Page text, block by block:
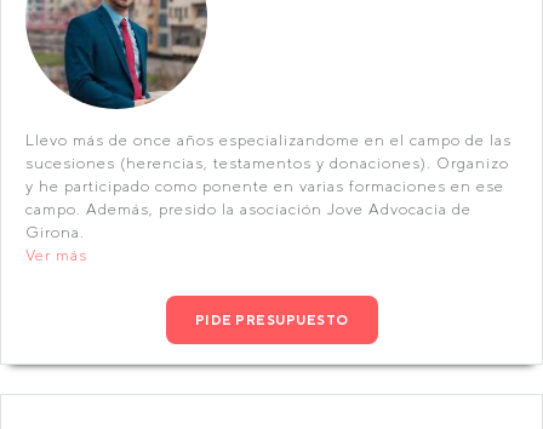
Llevo más de once años especializandome en el campo de las
sucesiones (herencias, testamentos y donaciones). Organizo
y he participado como ponente en varias formaciones en ese
campo. Además, presido la asociación Jove Advocacia de
Girona.
Ver más
PIDE PRESUPUESTO